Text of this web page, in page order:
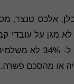
אלכס טנצר,
פחות משכר